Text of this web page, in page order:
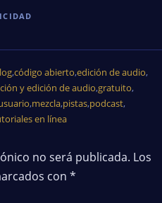
,código abierto,edición de audio,
y edición de audio,gratuito,
,mezcla,pistas,podcast,
en línea
no será publicada. Los
con *